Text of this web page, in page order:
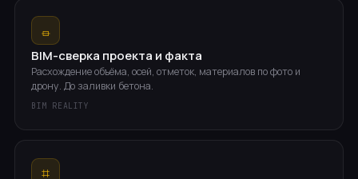
⏛
BIM-сверка проекта и факта
Расхождение объёма, осей, отметок, материалов по фото и
дрону. До заливки бетона.
BIM REALITY
⌗